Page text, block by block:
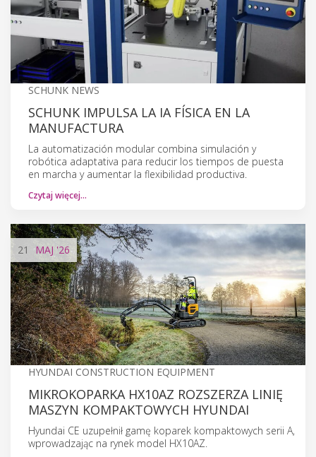
SCHUNK NEWS
SCHUNK IMPULSA LA IA FÍSICA EN LA
MANUFACTURA
La automatización modular combina simulación y
robótica adaptativa para reducir los tiempos de puesta
en marcha y aumentar la flexibilidad productiva.
Czytaj więcej…
21 MAJ '26
HYUNDAI CONSTRUCTION EQUIPMENT
MIKROKOPARKA HX10AZ ROZSZERZA LINIĘ
MASZYN KOMPAKTOWYCH HYUNDAI
Hyundai CE uzupełnił gamę koparek kompaktowych serii A,
wprowadzając na rynek model HX10AZ.